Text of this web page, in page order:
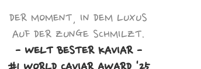
DER MOMENT, IN DEM LUXUS
AUF DER ZUNGE SCHMILZT.
- WELT BESTER KAVIAR -